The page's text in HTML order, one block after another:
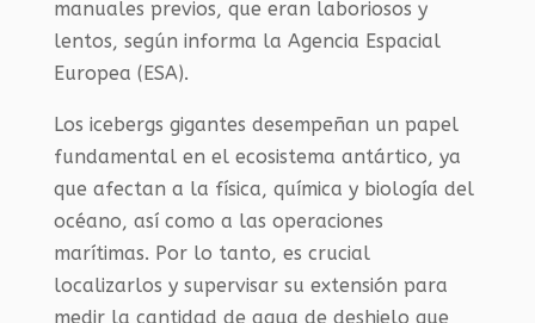
manuales previos, que eran laboriosos y
lentos, según informa la Agencia Espacial
Europea (ESA).
Los icebergs gigantes desempeñan un papel
fundamental en el ecosistema antártico, ya
que afectan a la física, química y biología del
océano, así como a las operaciones
marítimas. Por lo tanto, es crucial
localizarlos y supervisar su extensión para
medir la cantidad de agua de deshielo que